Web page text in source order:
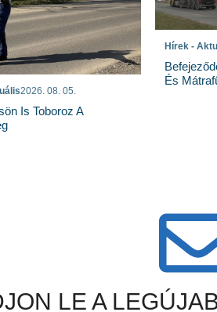
2026. 08. 05.
Is Toboroz A
Hírek -
És
LE A